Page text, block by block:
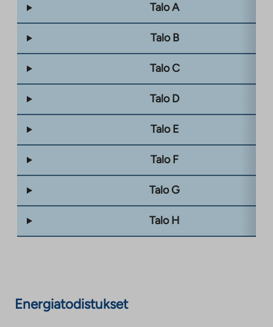
Talo A
Talo B
Talo C
Talo D
Talo E
Talo F
Talo G
Talo H
Energiatodistukset